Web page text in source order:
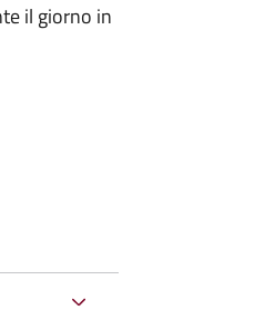
il giorno in